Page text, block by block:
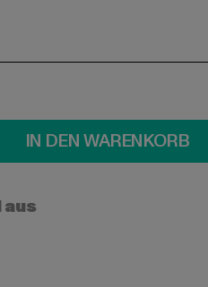
IN DEN WARENKORB